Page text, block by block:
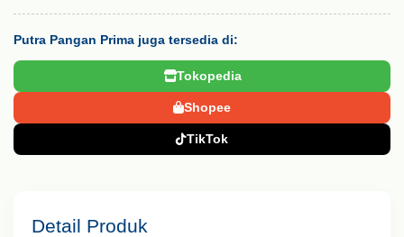
Putra Pangan Prima juga tersedia di:
Tokopedia
Shopee
TikTok
Detail Produk